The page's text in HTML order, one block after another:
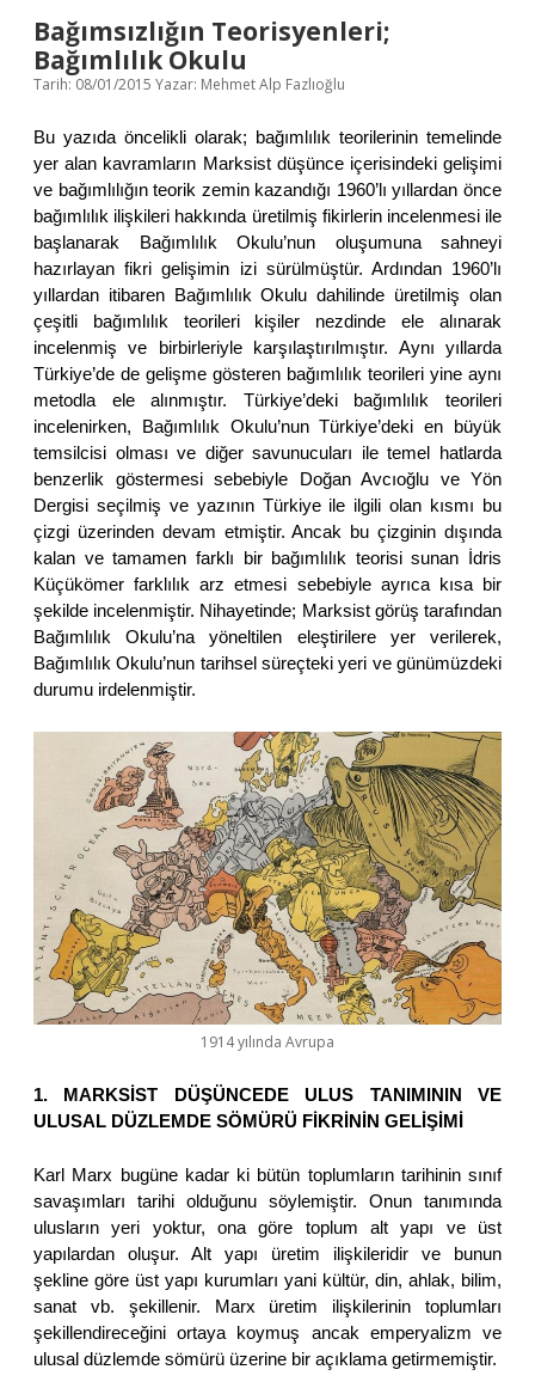
T
Bağımsızlığın Teorisyenleri;
Bağımlılık Okulu
Tarih: 08/01/2015 Yazar: Mehmet Alp Fazlıoğlu
Bu yazıda öncelikli olarak; bağımlılık teorilerinin temelinde
yer alan kavramların Marksist düşünce içerisindeki gelişimi
ve bağımlılığın teorik zemin kazandığı 1960’lı yıllardan önce
bağımlılık ilişkileri hakkında üretilmiş fikirlerin incelenmesi ile
başlanarak Bağımlılık Okulu’nun oluşumuna sahneyi
hazırlayan fikri gelişimin izi sürülmüştür. Ardından 1960’lı
yıllardan itibaren Bağımlılık Okulu dahilinde üretilmiş olan
çeşitli bağımlılık teorileri kişiler nezdinde ele alınarak
incelenmiş ve birbirleriyle karşılaştırılmıştır. Aynı yıllarda
Türkiye’de de gelişme gösteren bağımlılık teorileri yine aynı
metodla ele alınmıştır. Türkiye’deki bağımlılık teorileri
incelenirken, Bağımlılık Okulu’nun Türkiye’deki en büyük
temsilcisi olması ve diğer savunucuları ile temel hatlarda
benzerlik göstermesi sebebiyle Doğan Avcıoğlu ve Yön
Dergisi seçilmiş ve yazının Türkiye ile ilgili olan kısmı bu
çizgi üzerinden devam etmiştir. Ancak bu çizginin dışında
kalan ve tamamen farklı bir bağımlılık teorisi sunan İdris
Küçükömer farklılık arz etmesi sebebiyle ayrıca kısa bir
şekilde incelenmiştir. Nihayetinde; Marksist görüş tarafından
Bağımlılık Okulu’na yöneltilen eleştirilere yer verilerek,
Bağımlılık Okulu’nun tarihsel süreçteki yeri ve günümüzdeki
durumu irdelenmiştir.
1914 yılında Avrupa
1. MARKSİST DÜŞÜNCEDE ULUS TANIMININ VE
ULUSAL DÜZLEMDE SÖMÜRÜ FİKRİNİN GELİŞİMİ
Karl Marx bugüne kadar ki bütün toplumların tarihinin sınıf
savaşımları tarihi olduğunu söylemiştir. Onun tanımında
ulusların yeri yoktur, ona göre toplum alt yapı ve üst
yapılardan oluşur. Alt yapı üretim ilişkileridir ve bunun
şekline göre üst yapı kurumları yani kültür, din, ahlak, bilim,
sanat vb. şekillenir. Marx üretim ilişkilerinin toplumları
şekillendireceğini ortaya koymuş ancak emperyalizm ve
ulusal düzlemde sömürü üzerine bir açıklama getirmemiştir.